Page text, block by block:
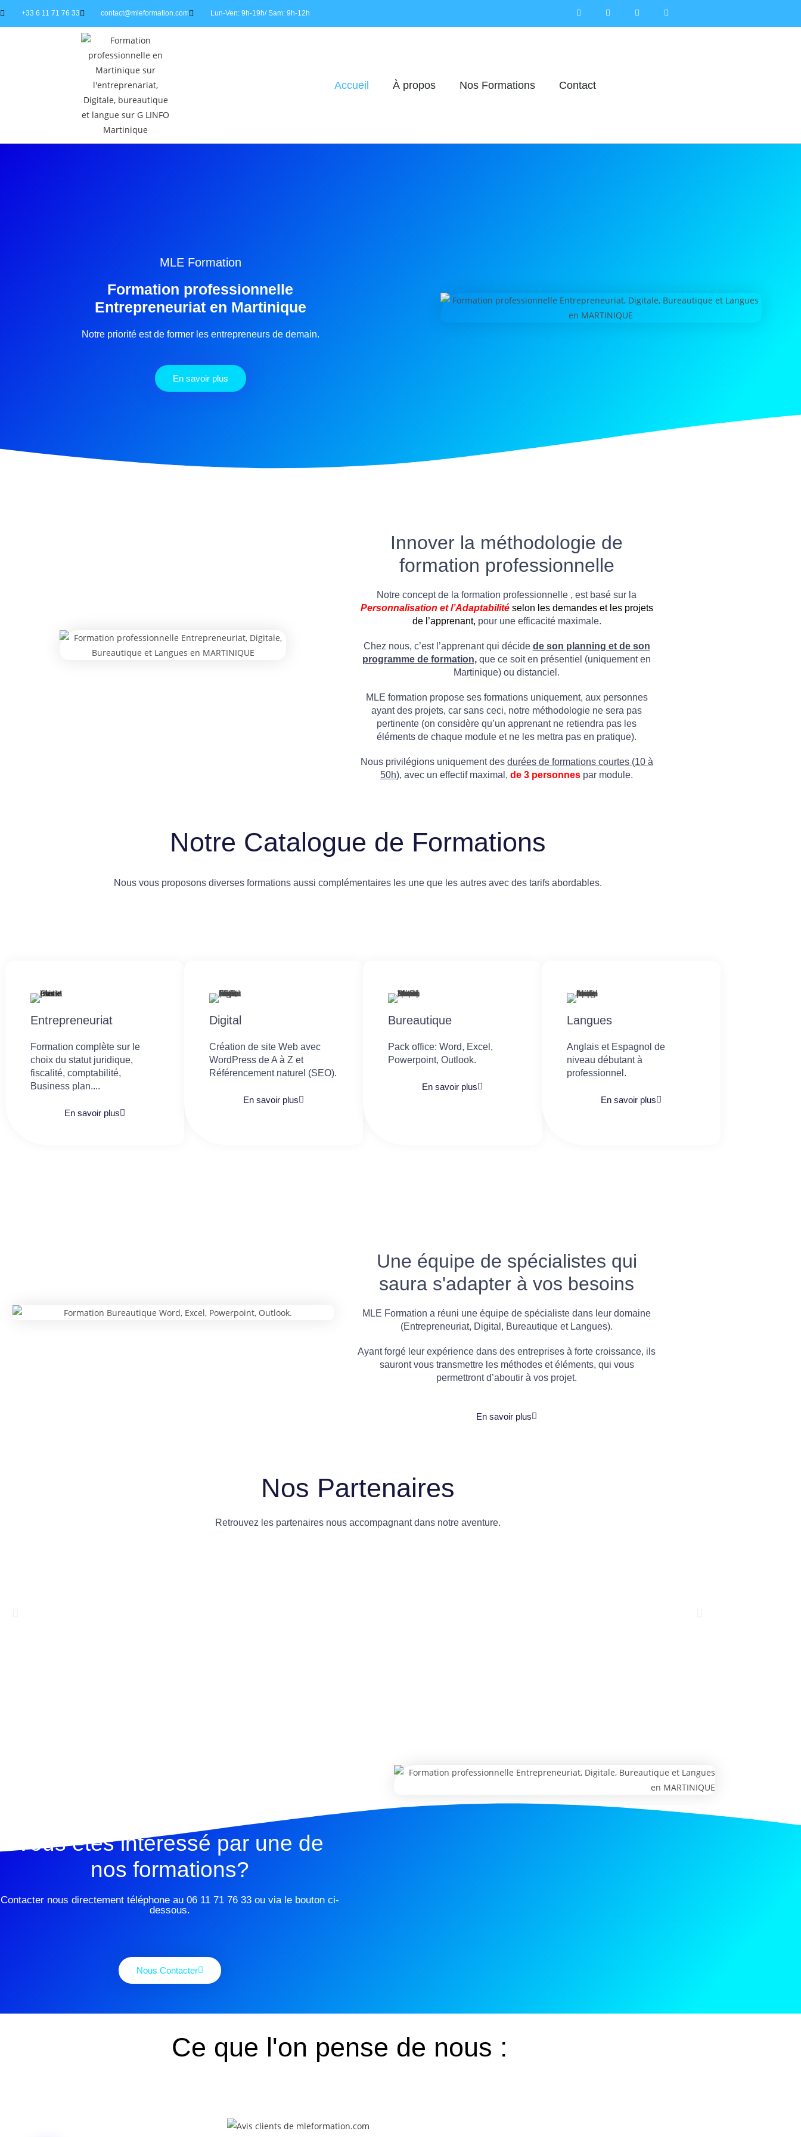
+33 6 11 71 76 33 contact@mleformation.com Lun-Ven: 9h-19h/ Sam: 9h-12h
Accueil À propos Nos Formations Contact
MLE Formation
Formation professionnelle
Entrepreneuriat en Martinique
Notre priorité est de former les entrepreneurs de demain.
En savoir plus
Innover la méthodologie de
formation professionnelle
Notre concept de la formation professionnelle , est basé sur la
Personnalisation et l’Adaptabilité selon les demandes et les projets
de l’apprenant, pour une efficacité maximale.
Chez nous, c’est l’apprenant qui décide de son planning et de son
programme de formation, que ce soit en présentiel (uniquement en
Martinique) ou distanciel.
MLE formation propose ses formations uniquement, aux personnes
ayant des projets, car sans ceci, notre méthodologie ne sera pas
pertinente (on considère qu’un apprenant ne retiendra pas les
éléments de chaque module et ne les mettra pas en pratique).
Nous privilégions uniquement des durées de formations courtes (10 à
50h), avec un effectif maximal, de 3 personnes par module.
Notre Catalogue de Formations
Nous vous proposons diverses formations aussi complémentaires les une que les autres avec des tarifs abordables.
Entrepreneuriat
Formation complète sur le
choix du statut juridique,
fiscalité, comptabilité,
Business plan....
En savoir plus
Digital
Création de site Web avec
WordPress de A à Z et
Référencement naturel (SEO).
En savoir plus
Bureautique
Pack office: Word, Excel,
Powerpoint, Outlook.​
En savoir plus
Langues
Anglais et Espagnol de
niveau débutant à
professionnel.
En savoir plus
Une équipe de spécialistes qui
saura s'adapter à vos besoins
MLE Formation a réuni une équipe de spécialiste dans leur domaine
(Entrepreneuriat, Digital, Bureautique et Langues).
Ayant forgé leur expérience dans des entreprises à forte croissance, ils
sauront vous transmettre les méthodes et éléments, qui vous
permettront d’aboutir à vos projet.
En savoir plus
Nos Partenaires
Retrouvez les partenaires nous accompagnant dans notre aventure.
Vous êtes interessé par une de
nos formations?
Contacter nous directement téléphone au 06 11 71 76 33 ou via le bouton ci-
dessous.
Nous Contacter
Ce que l'on pense de nous :